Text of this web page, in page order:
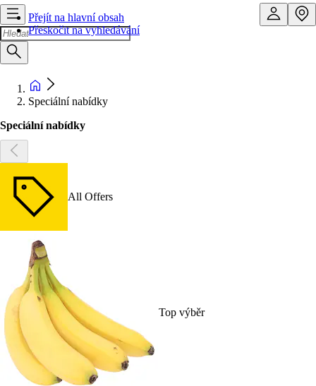
Přejít na hlavní obsah
Přeskočit na vyhledávání
Speciální nabídky
Speciální nabídky
All Offers
Top výběr